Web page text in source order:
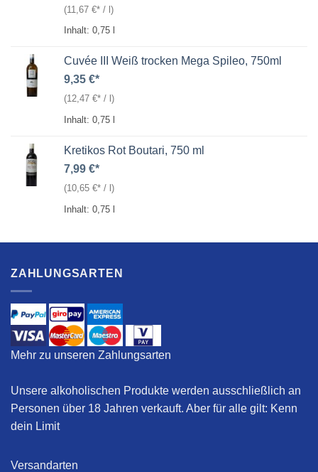
(11,67 € / l)
Inhalt: 0,75
Cuvée III Weiß trocken Mega Spileo, 750ml
9,35 €
(12,47 € / )
Inhalt: 0,75
Kretikos Rot Boutari, 750 ml
7,99 €
(10,65 € / )
Inhalt: 0,75 l
ZAHLUNGSARTEN
Mehr zu unseren Zahlungsarten
Unsere alkoholischen Produkte werden ausschließlich an
Personen über 18 Jahren verkauft. Aber für alle gilt: Kenn
dein Limit
Versandarten